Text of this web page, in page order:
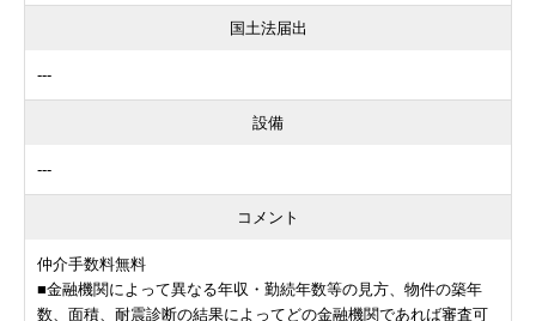
国土法届出
---
設備
---
コメント
仲介手数料無料
■金融機関によって異なる年収・勤続年数等の見方、物件の築年
数、面積、耐震診断の結果によってどの金融機関であれば審査可